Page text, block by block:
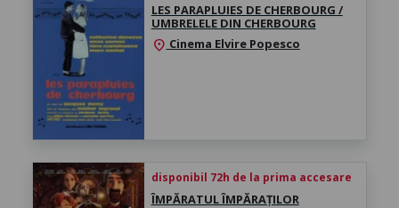
LES PARAPLUIES DE CHERBOURG /
UMBRELELE DIN CHERBOURG
location_on Cinema Elvire Popesco
disponibil 72h de la prima accesare
ÎMPĂRATUL ÎMPĂRAȚILOR